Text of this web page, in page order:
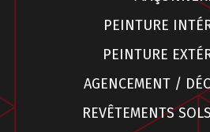
PEINTURE
PEINTURE
AGENCEMENT /
REVÊTEMENTS